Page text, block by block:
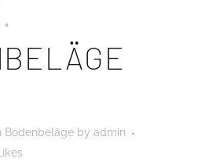
Bodenbeläge by admin